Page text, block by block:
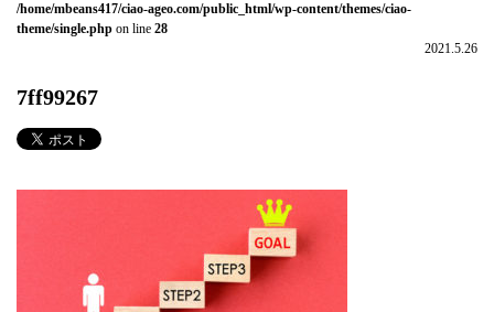
/home/mbeans417/ciao-ageo.com/public_html/wp-content/themes/ciao-
theme/single.php on line 28
2021.5.26
7ff99267